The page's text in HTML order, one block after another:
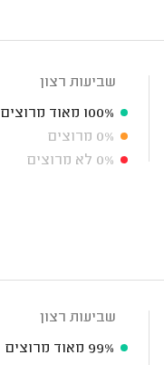
שביעות רצון
100% מאוד מרוצים
0% מרוצים
0% לא מרוצים
שביעות רצון
99% מאוד מרוצים